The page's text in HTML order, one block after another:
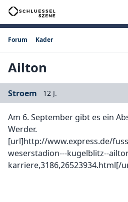
Forum Kader
Ailton
Stroem 12 J.
Am 6. September gibt es ein
Werder.
[url]http://www.express.de/
weserstadion---kugelblitz--
karriere,3186,26523934.html[/